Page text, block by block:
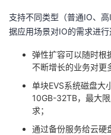
支持不同类型（普通IO、高
据应用场景对IO的需求进行
弹性扩容可以随时根
不断增长的业务对更
单块EVS系统磁盘大
10GB-32TB，最大
求；
通过备份服务给云硬